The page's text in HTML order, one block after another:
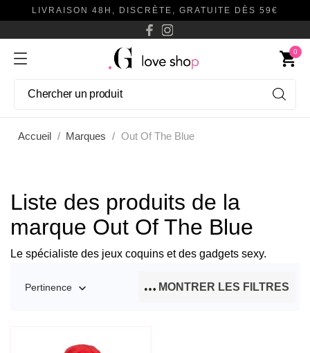
LIVRAISON 48H, DISCRÈTE, GRATUITE DÈS 59€
shopping_cart
0
Accueil Marques Out Of The Blue
Liste des produits de la
marque Out Of The Blue
Le spécialiste des jeux coquins et des gadgets sexy.
Pertinence  MONTRER LES FILTRES